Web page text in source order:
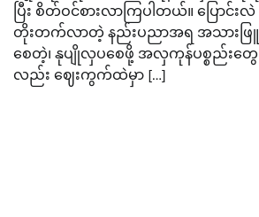
ပြီး စိတ်ဝင်စားလာကြပါတယ်။ ပြောင်းလဲ
တိုးတက်လာတဲ့ နည်းပညာအရ အသားဖြူ
စေတဲ့၊ နုပျိုလှပစေဖို့ အလှကုန်ပစ္စည်းတွေ
လည်း ဈေးကွက်ထဲမှာ […]